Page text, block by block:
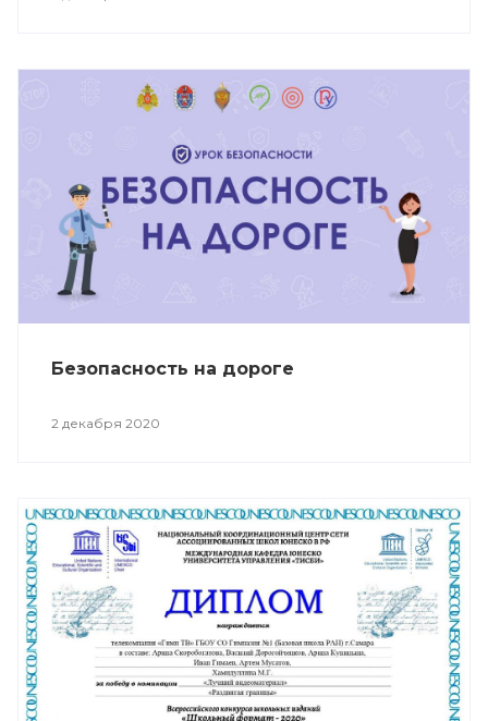
Безопасность на дороге
2 декабря 2020